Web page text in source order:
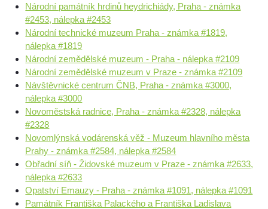
Národní památník hrdinů heydrichiády, Praha - známka
#2453, nálepka #2453
Národní technické muzeum Praha - známka #1819,
nálepka #1819
Národní zemědělské muzeum - Praha - nálepka #2109
Národní zemědělské muzeum v Praze - známka #2109
Návštěvnické centrum ČNB, Praha - známka #3000,
nálepka #3000
Novoměstská radnice, Praha - známka #2328, nálepka
#2328
Novomlýnská vodárenská věž - Muzeum hlavního města
Prahy - známka #2584, nálepka #2584
Obřadní síň - Židovské muzeum v Praze - známka #2633,
nálepka #2633
Opatství Emauzy - Praha - známka #1091, nálepka #1091
Památník Františka Palackého a Františka Ladislava